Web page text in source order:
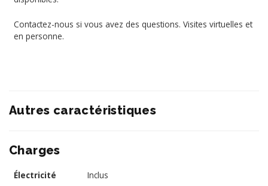
Contactez-nous si vous avez des questions. Visites virtuelles et
en personne.
Autres caractéristiques
Charges
Électricité Inclus